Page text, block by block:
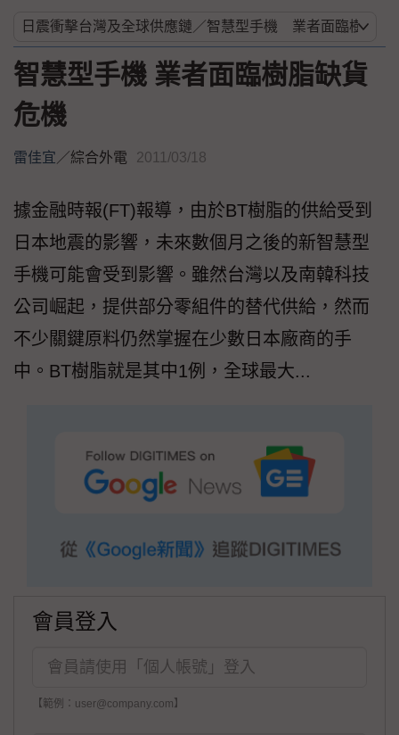
智慧型手機 業者面臨樹脂缺貨
危機
雷佳宜 ／綜合外電 2011/03/18
據金融時報(FT)報導，由於BT樹脂的供給受到
日本地震的影響，未來數個月之後的新智慧型
手機可能會受到影響。雖然台灣以及南韓科技
公司崛起，提供部分零組件的替代供給，然而
不少關鍵原料仍然掌握在少數日本廠商的手
中。BT樹脂就是其中1例，全球最大...
會員登入
【範例：user@company.com】